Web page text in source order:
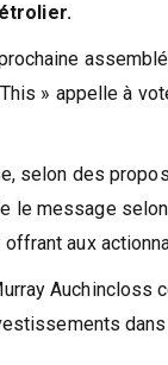
» appelle à
selon des
le message
aux
Auchincloss